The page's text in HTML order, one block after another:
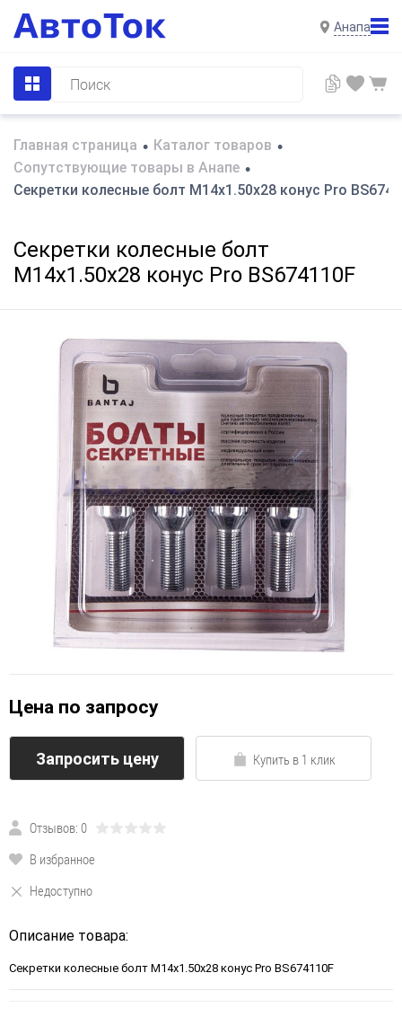
Анапа
Главная страница • Каталог товаров •
Сопутствующие товары в Анапе •
Секретки колесные болт M14x1.50x28 конус Pro
Секретки колесные болт
M14x1.50x28 конус Pro BS674110F
Цена по запросу
Запросить цену Купить в 1 клик
Отзывов: 0
В избранное
Недоступно
Описание товара:
Секретки колесные болт M14x1.50x28 конус Pro BS674110F